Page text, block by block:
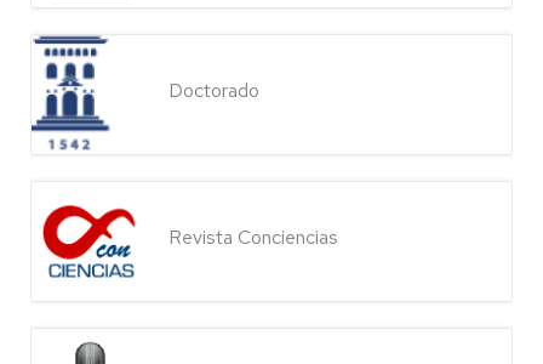
Doctorado
Revista Conciencias